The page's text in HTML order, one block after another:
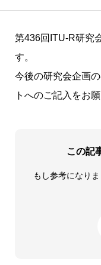
協会の所在地
人材育成
ITUメンバー情報（加
第436回ITU-R研究
す。
今後の研究会企画
トへのご記入をお
この記
もし参考になり